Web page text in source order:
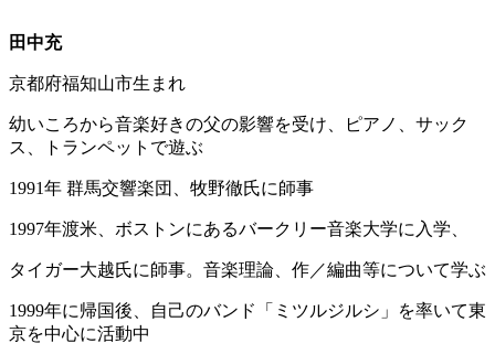
田中充
京都府福知山市生まれ
幼いころから音楽好きの父の影響を受け、ピアノ、サック
ス、トランペットで遊ぶ
1991年 群馬交響楽団、牧野徹氏に師事
1997年渡米、ボストンにあるバークリー音楽大学に入学、
タイガー大越氏に師事。音楽理論、作／編曲等について学ぶ
1999年に帰国後、自己のバンド「ミツルジルシ」を率いて東
京を中心に活動中